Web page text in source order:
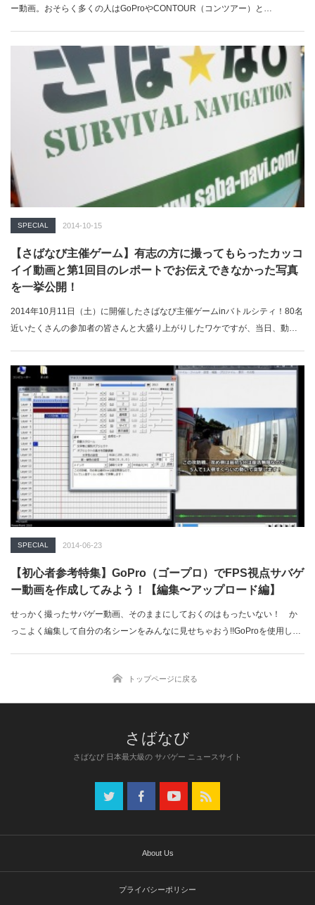
ー動画。おそらく多くの人はGoProやCONTOUR（コンツアー）と…
SPECIAL 2014-10-15
【さばなび主催ゲーム】有志の方に撮ってもらったカッコ
イイ動画と第1回目のレポートでお伝えできなかった写真
を一挙公開！
2014年10月11日（土）に開催したさばなび主催ゲームinバトルシティ！80名
近いたくさんの参加者の皆さんと大盛り上がりしたワケですが、当日、動…
SPECIAL 2014-06-23
【初心者参考特集】GoPro（ゴープロ）でFPS視点サバゲ
ー動画を作成してみよう！【編集〜アップロード編】
せっかく撮ったサバゲー動画、そのままにしておくのはもったいない！ か
っこよく編集して自分の名シーンをみんなに見せちゃおう!!GoProを使用した
トップページに戻る
さばなび 日本最大級の サバゲー ニュースサイト
About Us
プライバシーポリシー